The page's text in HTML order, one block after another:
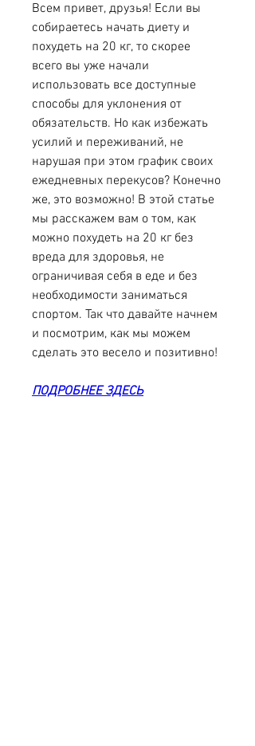
Всем привет, друзья! Если вы
собираетесь начать диету и
похудеть на 20 кг, то скорее
всего вы уже начали
использовать все доступные
способы для уклонения от
обязательств. Но как избежать
усилий и переживаний, не
нарушая при этом график своих
ежедневных перекусов? Конечно
же, это возможно! В этой статье
мы расскажем вам о том, как
можно похудеть на 20 кг без
вреда для здоровья, не
ограничивая себя в еде и без
необходимости заниматься
спортом. Так что давайте начнем
и посмотрим, как мы можем
сделать это весело и позитивно!
ПОДРОБНЕЕ ЗДЕСЬ